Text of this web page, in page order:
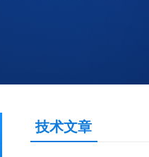
技术文章